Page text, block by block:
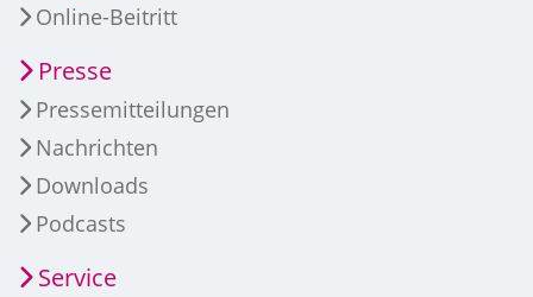
Online-Beitritt
Presse
Pressemitteilungen
Nachrichten
Downloads
Podcasts
Service